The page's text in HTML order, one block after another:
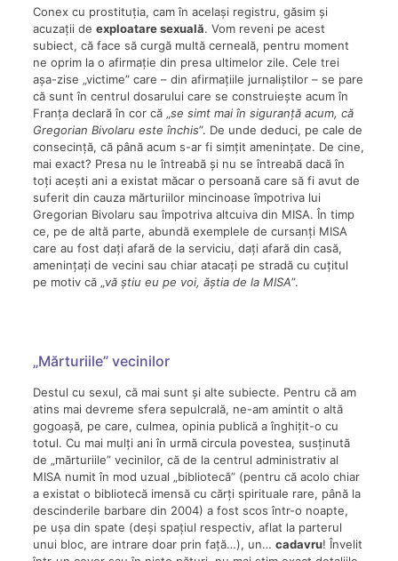
Conex cu prostituția, cam în același registru, găsim și
acuzații de exploatare sexuală. Vom reveni pe acest
subiect, că face să curgă multă cerneală, pentru moment
ne oprim la o afirmație din presa ultimelor zile. Cele trei
așa-zise „victime” care – din afirmațiile jurnaliștilor – se pare
că sunt în centrul dosarului care se construiește acum în
Franța declară în cor că „se simt mai în siguranță acum, că
Gregorian Bivolaru este închis”. De unde deduci, pe cale de
consecință, că până acum s-ar fi simțit amenințate. De cine,
mai exact? Presa nu le întreabă și nu se întreabă dacă în
toți acești ani a existat măcar o persoană care să fi avut de
suferit din cauza mărturiilor mincinoase împotriva lui
Gregorian Bivolaru sau împotriva altcuiva din MISA. În timp
ce, pe de altă parte, abundă exemplele de cursanți MISA
care au fost dați afară de la serviciu, dați afară din casă,
amenințați de vecini sau chiar atacați pe stradă cu cuțitul
pe motiv că „ vă știu eu pe voi, ăștia de la MISA”.
„Mărturiile” vecinilor
Destul cu sexul, că mai sunt și alte subiecte. Pentru că am
atins mai devreme sfera sepulcrală, ne-am amintit o altă
gogoașă, pe care, culmea, opinia publică a înghițit-o cu
totul. Cu mai mulți ani în urmă circula povestea, susținută
de „mărturiile” vecinilor, că de la centrul administrativ al
MISA numit în mod uzual „bibliotecă” (pentru că acolo chiar
a existat o bibliotecă imensă cu cărți spirituale rare, până la
descinderile barbare din 2004) a fost scos într-o noapte,
pe ușa din spate (deși spațiul respectiv, aflat la parterul
unui bloc, are intrare doar prin față…), un… cadavru! Învelit